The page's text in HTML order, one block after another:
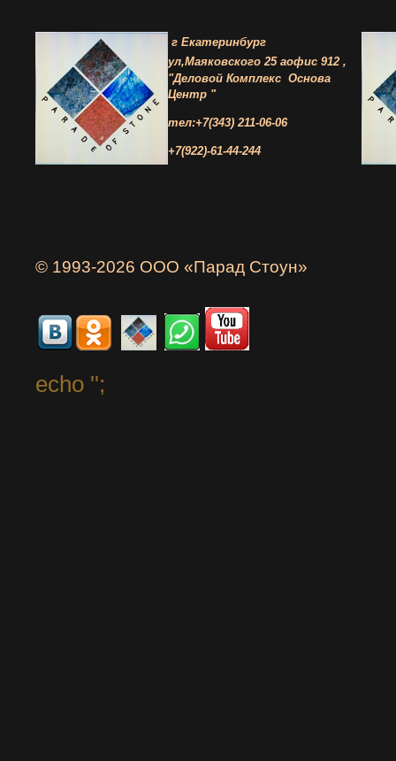
г Екатеринбург
ул,Маяковского 25 аофис 912 ,
"Деловой Комплекс Основа
Центр "
тел:+7(343) 211-06-06
+7(922)-61-44-244
© 1993-2026 ООО «Парад Стоун»
echo '';